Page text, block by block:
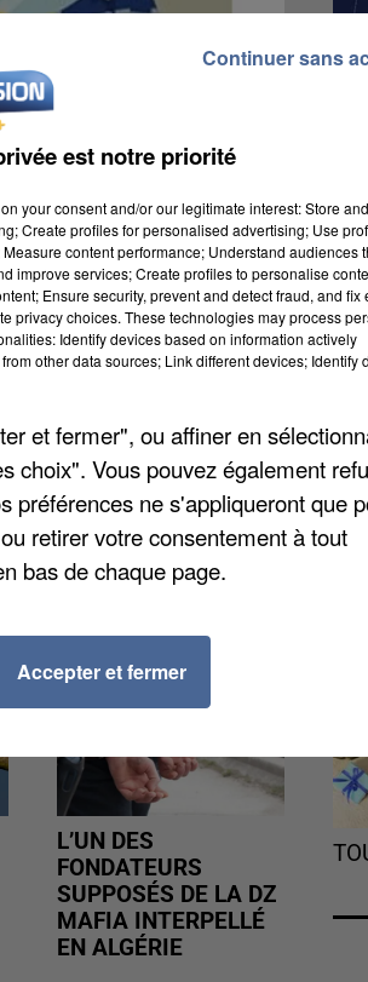
habituels mais n'accueille
de venir qu'une seule
L’UN DES
FONDATEURS
SUPPOSÉS DE LA DZ
MAFIA INTERPELLÉ
EN ALGÉRIE
est notre priorité
your consent and/or our legitimate interest: Store
Create profiles for personalised advertising; Use
content performance; Understand audiences
improve services; Create profiles to personalise
Ensure security, prevent and detect fraud, and fix
privacy choices. These technologies may process
Identify devices based on information actively
other data sources; Link different devices; Identify
et fermer", ou affiner en
choix". Vous pouvez également
préférences ne s'appliqueront que
retirer votre consentement à tout
bas de chaque page.
Accepter et fermer
Continuer sans